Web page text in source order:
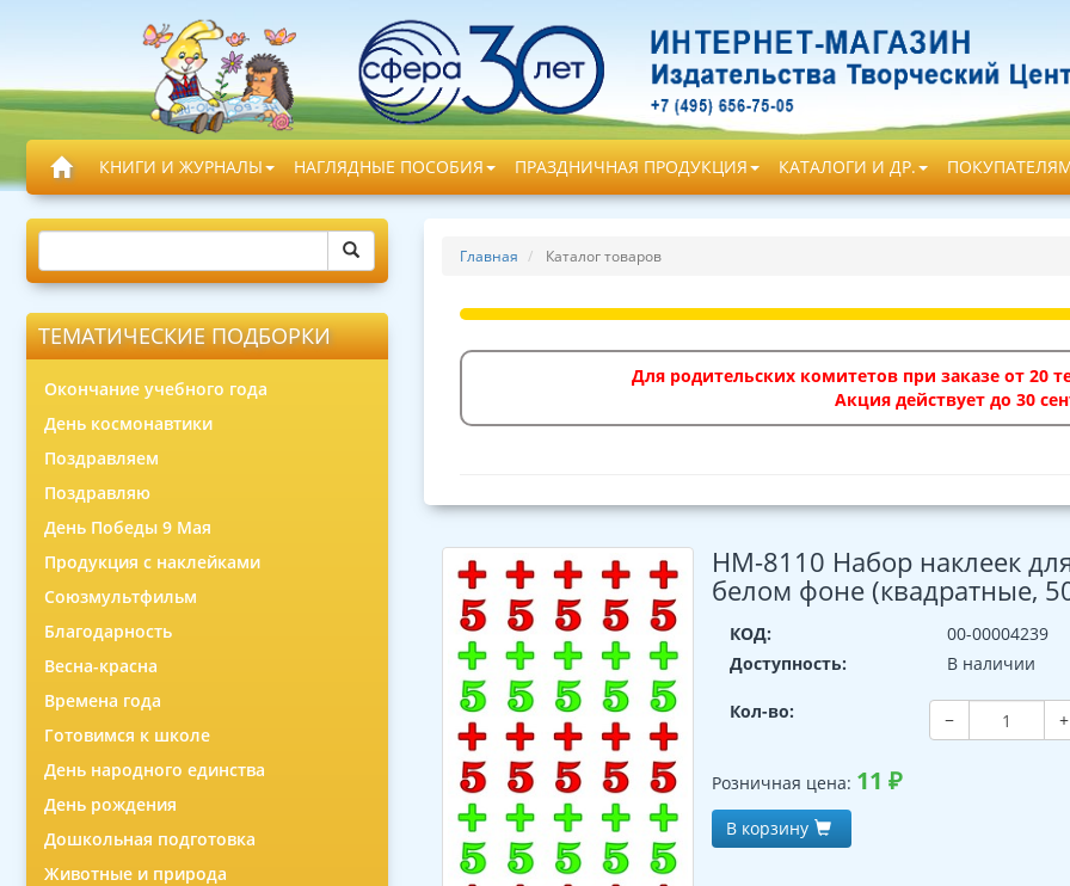
КНИГИ И ЖУРНАЛЫ НАГЛЯДНЫЕ ПОСОБИЯ ПРАЗДНИЧНАЯ ПРОДУКЦИЯ КАТАЛОГИ И ДР.
ТЕМАТИЧЕСКИЕ ПОДБОРКИ
Окончание учебного года
День космонавтики
Поздравляем
Поздравляю
День Победы 9 Мая
Продукция с наклейками
Союзмультфильм
Благодарность
Весна-красна
Времена года
Готовимся к школе
День народного единства
День рождения
Дошкольная подготовка
Животные и природа
Главная Каталог товаров
Для родительских комитетов при заказе от 20
Акция действует до 30
НМ-8110 Набор наклеек
белом фоне (квадратные,
КОД:
00-00004239
Доступность:
В наличии
Кол-во: − +
Розничная цена: 11₽
В корзину